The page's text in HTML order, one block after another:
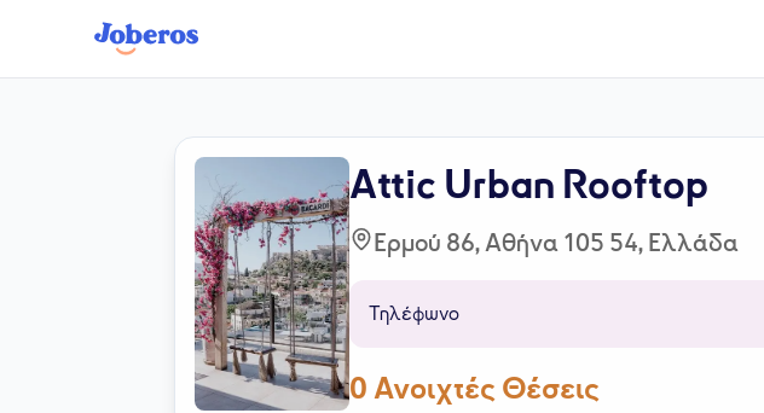
Attic Urban Rooftop
Ερμού 86, Αθήνα 105 54, Ελλάδα
Τηλέφωνο
0 Ανοιχτές Θέσεις